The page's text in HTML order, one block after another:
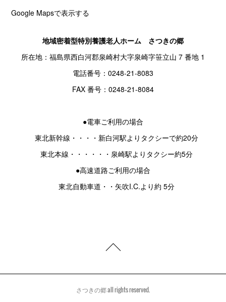
Google Mapsで表示する
地域密着型特別養護老人ホーム さつきの郷
所在地：福島県西白河郡泉崎村大字泉崎字笹立山 7 番地 1
電話番号：0248-21-8083
FAX 番号：0248-21-8084
●電車ご利用の場合
東北新幹線・・・・新白河駅よりタクシーで約20分
東北本線・・・・・・泉崎駅よりタクシー約5分
●高速道路ご利用の場合
東北自動車道・・矢吹I.C.より約 5分
さつきの郷 all rights reserved.